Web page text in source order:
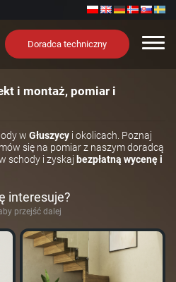
Doradca techniczny
i montaż, pomiar i
w Głuszycy i okolicach. Poznaj
się na pomiar z naszym doradcą
schody i zyskaj bezpłatną wycenę i
interesuje?
przejść dalej